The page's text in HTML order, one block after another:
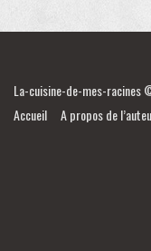
La-cuisine-de-mes-racines
Accueil
A propos de